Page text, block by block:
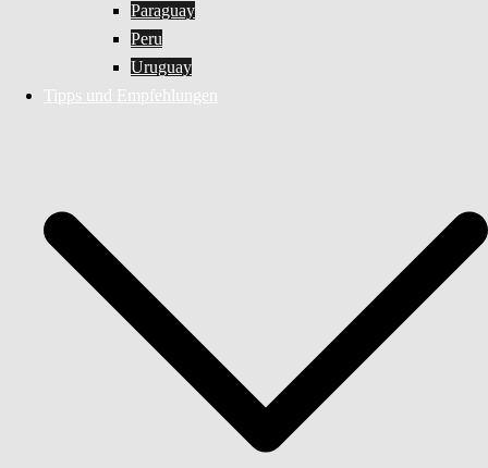
Paraguay
Peru
Uruguay
Tipps und Empfehlungen